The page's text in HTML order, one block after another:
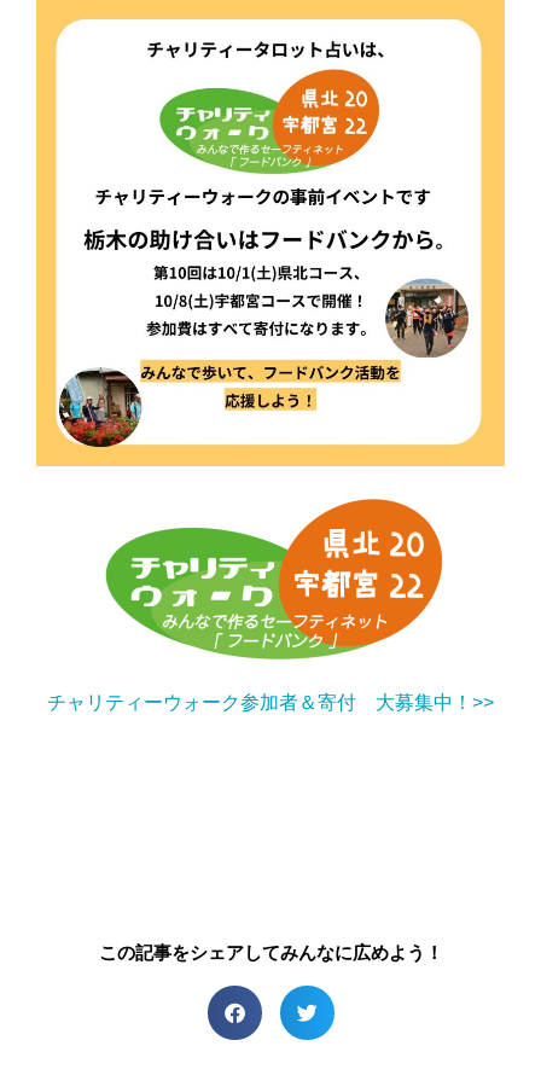
チャリティーウォーク参加者＆寄付 大募集中！>>
この記事をシェアしてみんなに広めよう！